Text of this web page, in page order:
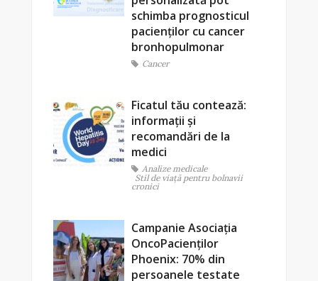
schimba prognosticul
pacienților cu cancer
bronhopulmonar
Cancer
Ficatul tău contează:
informații și
recomandări de la
medici
Analize medicale
Stil de viaţă pentru bolnavii
cronici
Campanie Asociația
OncoPacienților
Phoenix: 70% din
persoanele testate